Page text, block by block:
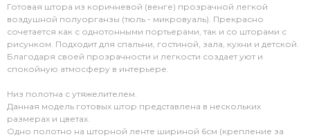
Готовая штора из коричневой (венге) прозрачной легкой
воздушной полуорганзы (тюль - микровуаль). Прекрасно
сочетается как с однотонными портьерами, так и со шторами с
рисунком. Подходит для спальни, гостиной, зала, кухни и детской.
Благодаря своей прозрачности и легкости создает уют и
спокойную атмосферу в интерьере.
Низ полотна с утяжелителем.
Данная модель готовых штор представлена в нескольких
размерах и цветах.
Одно полотно на шторной ленте шириной 6см (крепление за